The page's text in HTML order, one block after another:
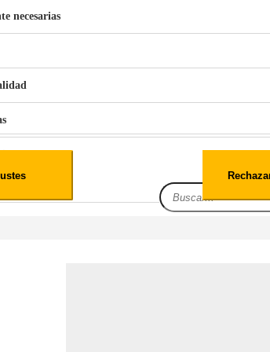
1,1L Limpia Sofás Alfombras Coche SP3
necesarias
web, los datos pueden almacenarse o recuperarse de tu